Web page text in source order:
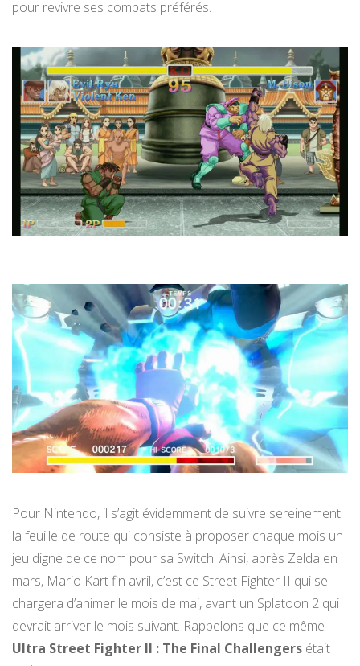
pour revivre ses combats préférés.
Pour Nintendo, il s’agit évidemment de suivre sereinement
la feuille de route qui consiste à proposer chaque mois un
jeu digne de ce nom pour sa Switch. Ainsi, après Zelda en
mars, Mario Kart fin avril, c’est ce Street Fighter II qui se
chargera d’animer le mois de mai, avant un Splatoon 2 qui
devrait arriver le mois suivant. Rappelons que ce même
Ultra Street Fighter II : The Final Challengers était